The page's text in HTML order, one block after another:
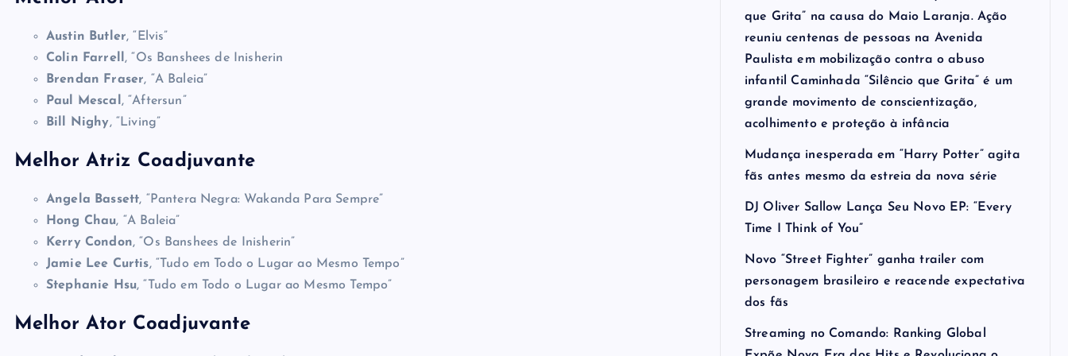
Austin Butler, “Elvis”
Colin Farrell, “Os Banshees de Inisherin
Brendan Fraser, “A Baleia”
Paul Mescal, “Aftersun”
Bill Nighy, “Living”
Melhor Atriz Coadjuvante
Angela Bassett, “Pantera Negra: Wakanda Para Sempre”
Hong Chau, “A Baleia”
Kerry Condon, “Os Banshees de Inisherin”
Jamie Lee Curtis, “Tudo em Todo o Lugar ao Mesmo Tempo”
Stephanie Hsu, “Tudo em Todo o Lugar ao Mesmo Tempo”
Melhor Ator Coadjuvante
que Grita” na causa do Maio Laranja. Ação
reuniu centenas de pessoas na Avenida
Paulista em mobilização contra o abuso
infantil Caminhada “Silêncio que Grita” é um
grande movimento de conscientização,
acolhimento e proteção à infância
Mudança inesperada em “Harry Potter” agita
fãs antes mesmo da estreia da nova série
DJ Oliver Sallow Lança Seu Novo EP: “Every
Time I Think of You”
Novo “Street Fighter” ganha trailer com
personagem brasileiro e reacende expectativa
dos fãs
Streaming no Comando: Ranking Global